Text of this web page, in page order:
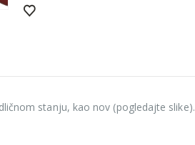
stanju, kao nov (pogledajte slike).